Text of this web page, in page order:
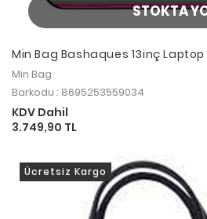
STOKTA
Min Bag Bashaques 13inç
Min Bag
Barkodu : 8695253559034
KDV Dahil
3.749,90 TL
Ücretsiz Kargo